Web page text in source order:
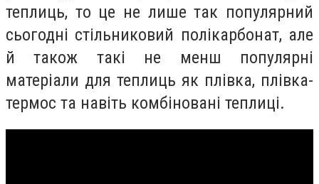
теплиць, то це не лише так популярний
сьогодні стільниковий полікарбонат, але
й також такі не менш популярні
матеріали для теплиць як плівка, плівка-
термос та навіть комбіновані теплиці.